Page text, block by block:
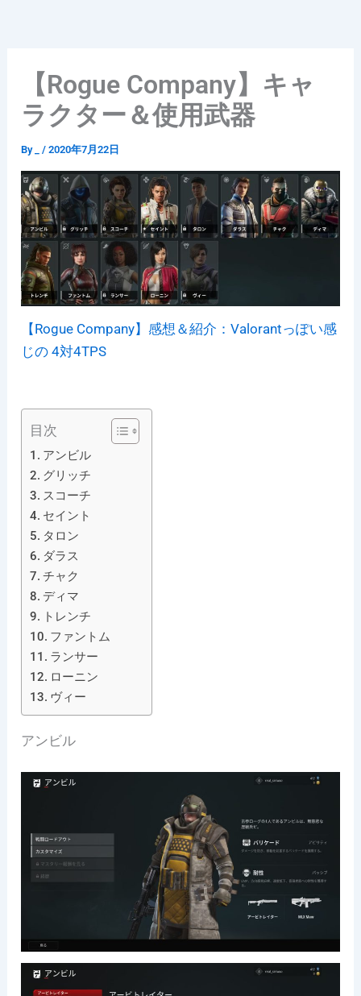
【Rogue Company】キャ
ラクター＆使用武器
By _/2020年7月22日
【Rogue Company】感想＆紹介：Valorantっぽい感
じの 4対4TPS
目次
アンビル
グリッチ
スコーチ
セイント
タロン
ダラス
チャク
ディマ
トレンチ
ファントム
ランサー
ローニン
ヴィー
アンビル